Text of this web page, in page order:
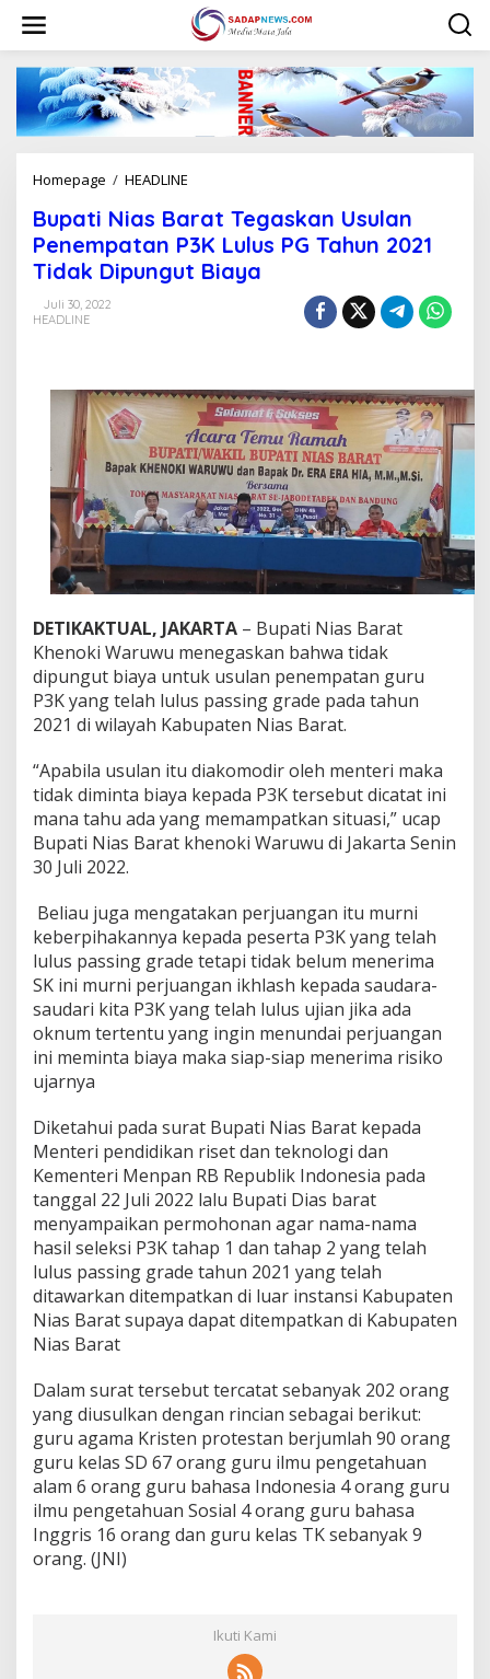
w
Homepage / HEADLINE
p
a
t
i
a
a
t
T
e
g
a
k
a
U
s
u
a
n
e
n
m
p
a
P
3
K
L
u
l
u
G
T
a
h
u
n
2
2
1
T
k
D
i
p
u
n
g
u
Bupati Nias Barat Tegaskan Usulan
Penempatan P3K Lulus PG Tahun 2021
Tidak Dipungut Biaya
Juli 30, 2022
HEADLINE
DETIKAKTUAL, JAKARTA – Bupati Nias Barat
Khenoki Waruwu menegaskan bahwa tidak
dipungut biaya untuk usulan penempatan guru
P3K yang telah lulus passing grade pada tahun
2021 di wilayah Kabupaten Nias Barat.
“Apabila usulan itu diakomodir oleh menteri maka
tidak diminta biaya kepada P3K tersebut dicatat ini
mana tahu ada yang memampatkan situasi,” ucap
Bupati Nias Barat khenoki Waruwu di Jakarta Senin
30 Juli 2022.
Beliau juga mengatakan perjuangan itu murni
keberpihakannya kepada peserta P3K yang telah
lulus passing grade tetapi tidak belum menerima
SK ini murni perjuangan ikhlash kepada saudara-
saudari kita P3K yang telah lulus ujian jika ada
oknum tertentu yang ingin menundai perjuangan
ini meminta biaya maka siap-siap menerima risiko
ujarnya
Diketahui pada surat Bupati Nias Barat kepada
Menteri pendidikan riset dan teknologi dan
Kementeri Menpan RB Republik Indonesia pada
tanggal 22 Juli 2022 lalu Bupati Dias barat
menyampaikan permohonan agar nama-nama
hasil seleksi P3K tahap 1 dan tahap 2 yang telah
lulus passing grade tahun 2021 yang telah
ditawarkan ditempatkan di luar instansi Kabupaten
Nias Barat supaya dapat ditempatkan di Kabupaten
Nias Barat
Dalam surat tersebut tercatat sebanyak 202 orang
yang diusulkan dengan rincian sebagai berikut:
guru agama Kristen protestan berjumlah 90 orang
guru kelas SD 67 orang guru ilmu pengetahuan
alam 6 orang guru bahasa Indonesia 4 orang guru
ilmu pengetahuan Sosial 4 orang guru bahasa
Inggris 16 orang dan guru kelas TK sebanyak 9
orang. (JNI)
Ikuti Kami